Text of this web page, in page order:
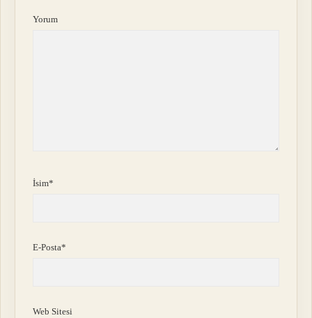
Yorum
İsim*
E-Posta*
Web Sitesi